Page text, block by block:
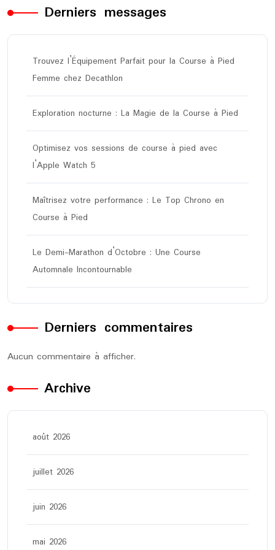
Derniers messages
Trouvez l’Équipement Parfait pour la Course à Pied
Femme chez Decathlon
Exploration nocturne : La Magie de la Course à Pied
Optimisez vos sessions de course à pied avec
l’Apple Watch 5
Maîtrisez votre performance : Le Top Chrono en
Course à Pied
Le Demi-Marathon d’Octobre : Une Course
Automnale Incontournable
Derniers commentaires
Aucun commentaire à afficher.
Archive
août 2026
juillet 2026
juin 2026
mai 2026